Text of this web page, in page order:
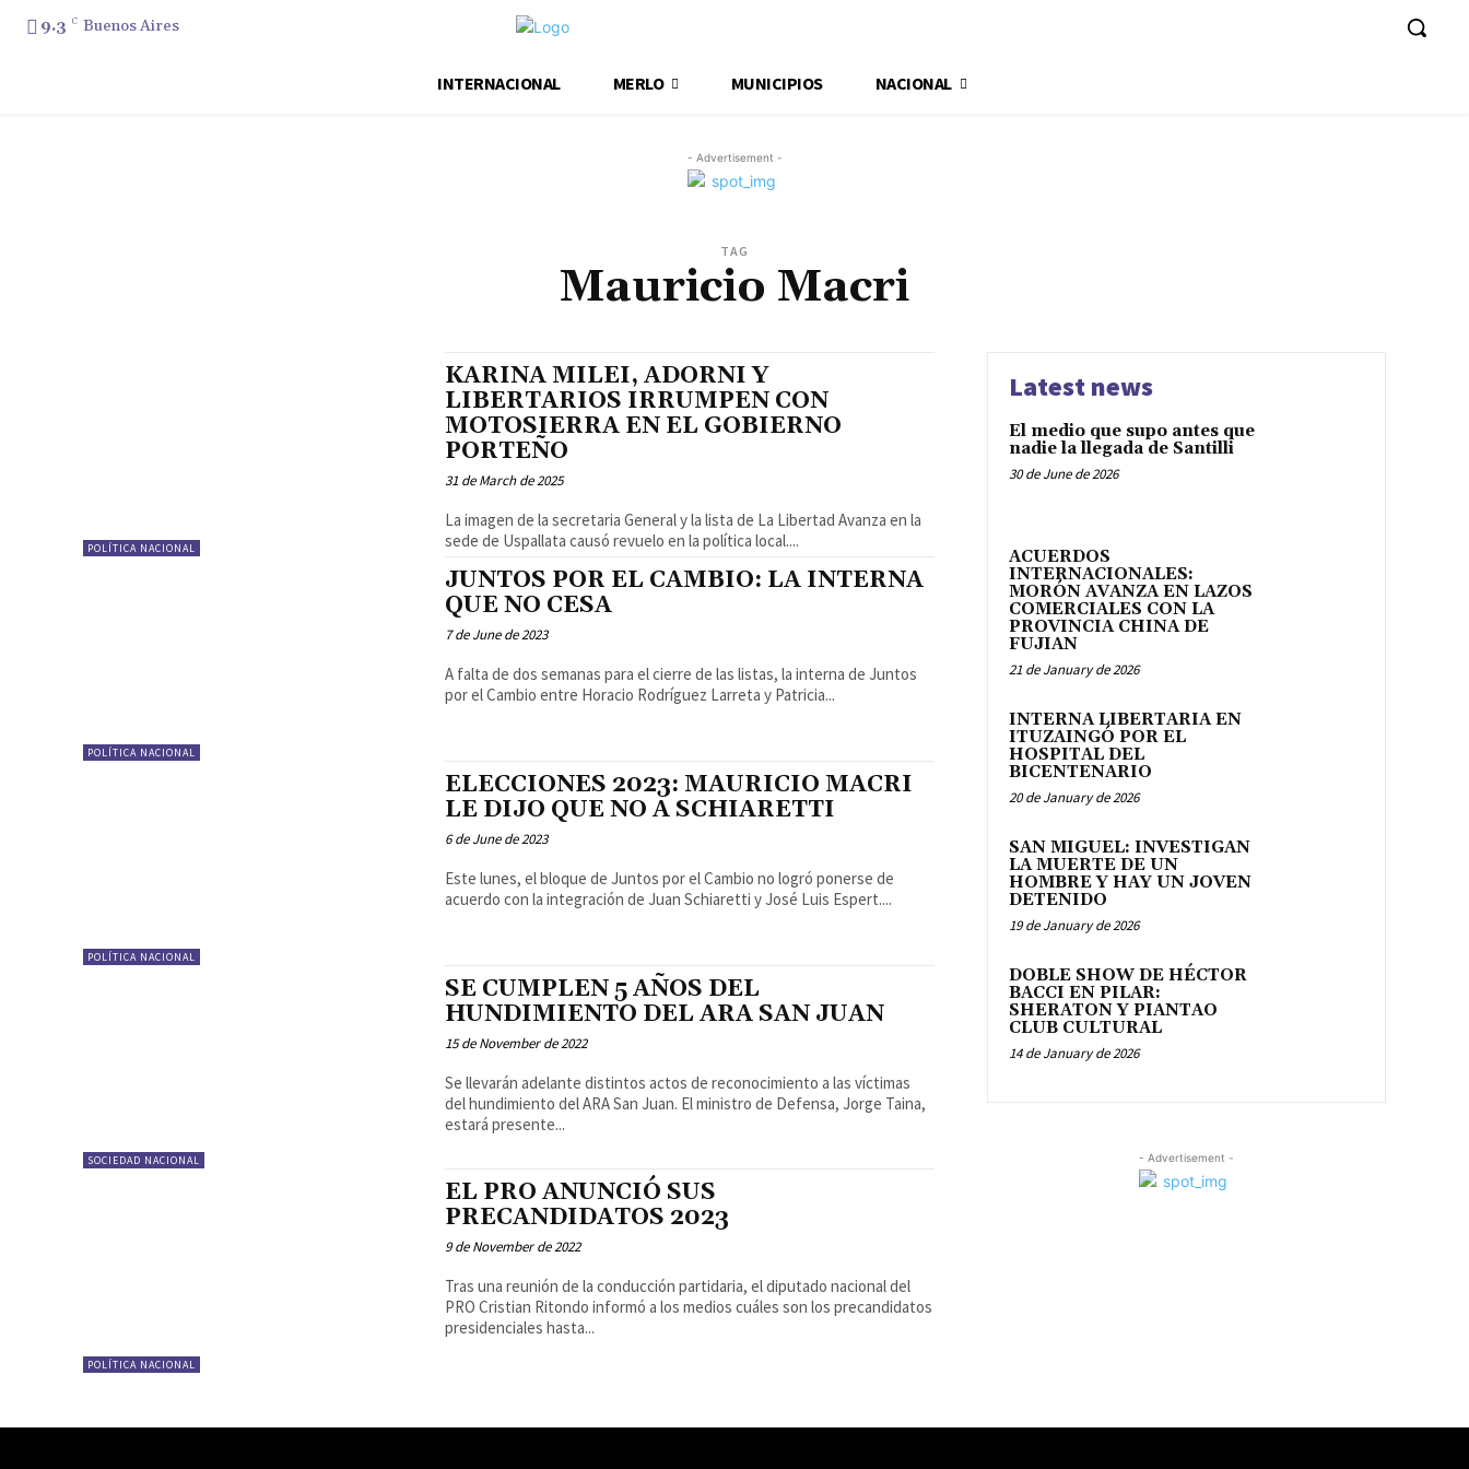
9.3 C Buenos Aires
INTERNACIONAL MERLO MUNICIPIOS NACIONAL
- Advertisement -
TAG
Mauricio Macri
POLÍTICA NACIONAL
KARINA MILEI, ADORNI Y
LIBERTARIOS IRRUMPEN CON
MOTOSIERRA EN EL GOBIERNO
PORTEÑO
31 de March de 2025
La imagen de la secretaria General y la lista de La Libertad Avanza en la
sede de Uspallata causó revuelo en la política local....
POLÍTICA NACIONAL
JUNTOS POR EL CAMBIO: LA INTERNA
QUE NO CESA
7 de June de 2023
A falta de dos semanas para el cierre de las listas, la interna de Juntos
por el Cambio entre Horacio Rodríguez Larreta y Patricia...
POLÍTICA NACIONAL
ELECCIONES 2023: MAURICIO MACRI
LE DIJO QUE NO A SCHIARETTI
6 de June de 2023
Este lunes, el bloque de Juntos por el Cambio no logró ponerse de
acuerdo con la integración de Juan Schiaretti y José Luis Espert....
SOCIEDAD NACIONAL
SE CUMPLEN 5 AÑOS DEL
HUNDIMIENTO DEL ARA SAN JUAN
15 de November de 2022
Se llevarán adelante distintos actos de reconocimiento a las víctimas
del hundimiento del ARA San Juan. El ministro de Defensa, Jorge Taina,
estará presente...
POLÍTICA NACIONAL
EL PRO ANUNCIÓ SUS
PRECANDIDATOS 2023
9 de November de 2022
Tras una reunión de la conducción partidaria, el diputado nacional del
PRO Cristian Ritondo informó a los medios cuáles son los precandidatos
presidenciales hasta...
Latest news
El medio que supo antes que
nadie la llegada de Santilli
30 de June de 2026
ACUERDOS
INTERNACIONALES:
MORÓN AVANZA EN LAZOS
COMERCIALES CON LA
PROVINCIA CHINA DE
FUJIAN
21 de January de 2026
INTERNA LIBERTARIA EN
ITUZAINGÓ POR EL
HOSPITAL DEL
BICENTENARIO
20 de January de 2026
SAN MIGUEL: INVESTIGAN
LA MUERTE DE UN
HOMBRE Y HAY UN JOVEN
DETENIDO
19 de January de 2026
DOBLE SHOW DE HÉCTOR
BACCI EN PILAR:
SHERATON Y PIANTAO
CLUB CULTURAL
14 de January de 2026
- Advertisement -